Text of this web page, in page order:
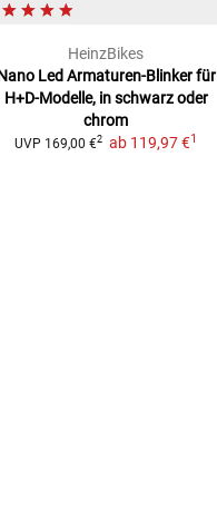
HeinzBikes
Led Armaturen-Blinker für
H+D-Modelle, in schwarz oder
chrom
UVP 169,00 €2 ab 119,97 €1